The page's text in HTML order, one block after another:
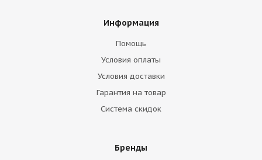
Информация
Помощь
Условия оплаты
Условия доставки
Гарантия на товар
Система скидок
Бренды